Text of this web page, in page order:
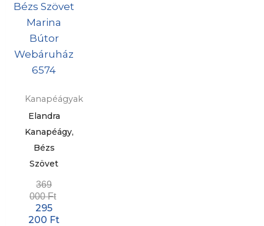
Kanapéágyak
Elandra
Kanapéágy,
Bézs
Szövet
369
000Ft
295
200 Ft